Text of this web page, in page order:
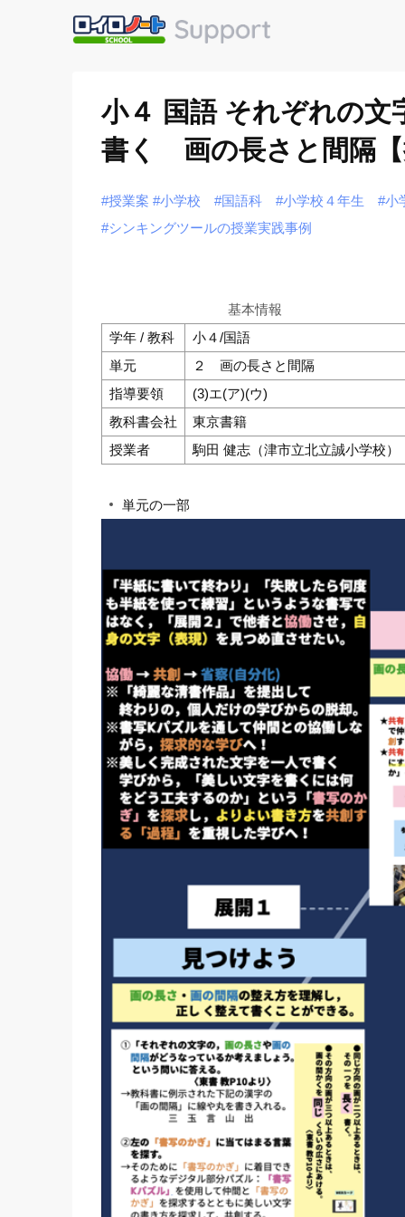
小４ 国語 それぞれの
書く 画の長さと間隔【
#授業案 #小学校 #国語科 #小学校４年生
#小
#シンキングツールの授業実践事例
基本情報
学年 / 教科
小４/国語
単元
２ 画の長さと間隔
指導要領
(3)エ(ア)(ウ)
教科書会社
東京書籍
授業者
駒田 健志（津市立北立誠小学校）
単元の一部